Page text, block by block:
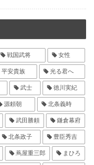
戦国武将 女性
平安貴族 光る君へ
武士 徳川実紀
源頼朝 北条義時
武田勝頼 鎌倉幕府
北条政子 豊臣秀吉
蔦屋重三郎 まひろ